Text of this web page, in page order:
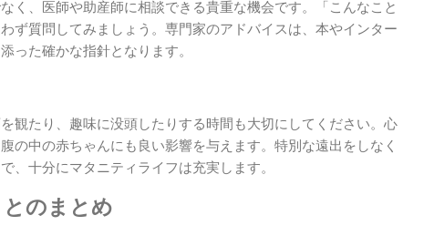
く、医師や助産師に相談できる貴重な機会です。「こんなこと
ず質問してみましょう。専門家のアドバイスは、本やインター
った確かな指針となります。
観たり、趣味に没頭したりする時間も大切にしてください。心
の中の赤ちゃんにも良い影響を与えます。特別な遠出をしなく
、十分にマタニティライフは充実します。
のまとめ